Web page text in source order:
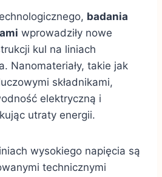
badania
wprowadziły nowe
kul na liniach
Nanomateriały, takie jak
składnikami,
elektryczną i
utraty energii.
wysokiego napięcia są
technicznymi